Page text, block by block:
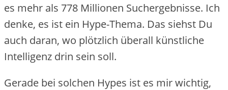
es mehr als 778 Millionen Suchergebnisse. Ich
denke, es ist ein Hype-Thema. Das siehst Du
auch daran, wo plötzlich überall künstliche
Intelligenz drin sein soll.
Gerade bei solchen Hypes ist es mir wichtig,